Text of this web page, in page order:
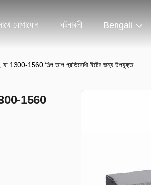
যোগাযোগ ঘটনাবলী Bengali
1300-1560 শিল্প তাপ প্রতিরোধী ইটের জন্য উপযুক্ত
1560